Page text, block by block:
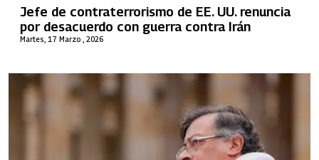
Martes, 17 Marzo , 2026
Jefe de contraterrorismo de EE. UU. renuncia
por desacuerdo con guerra contra Irán